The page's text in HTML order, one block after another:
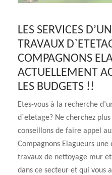
LES SERVICES
TRAVAUX
COMPAGNONS
ACTUELLEMENT
LES BUDGETS !!
Etes-vous à la recherche
d`etetage? Ne cherchez
conseillons de faire appel
Compagnons Elagueurs
travaux de nettoyage mur
dans ce secteur et qui vous